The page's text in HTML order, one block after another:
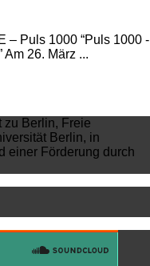
– Puls 1000 “Puls 1000 -
Am 26. März ...
zu Berlin, Freie
Berlin, in
einer Förderung durch